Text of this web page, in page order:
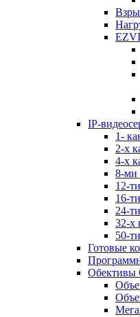
IP-
1-
2-х
4-х
8-ми
12-
16-
24-
32-х
50-
Готовые
Обективы